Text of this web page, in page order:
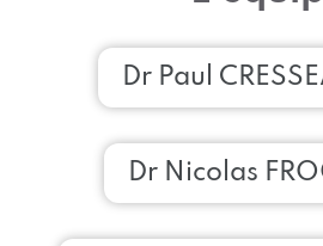
Dr Paul
Dr Nicolas